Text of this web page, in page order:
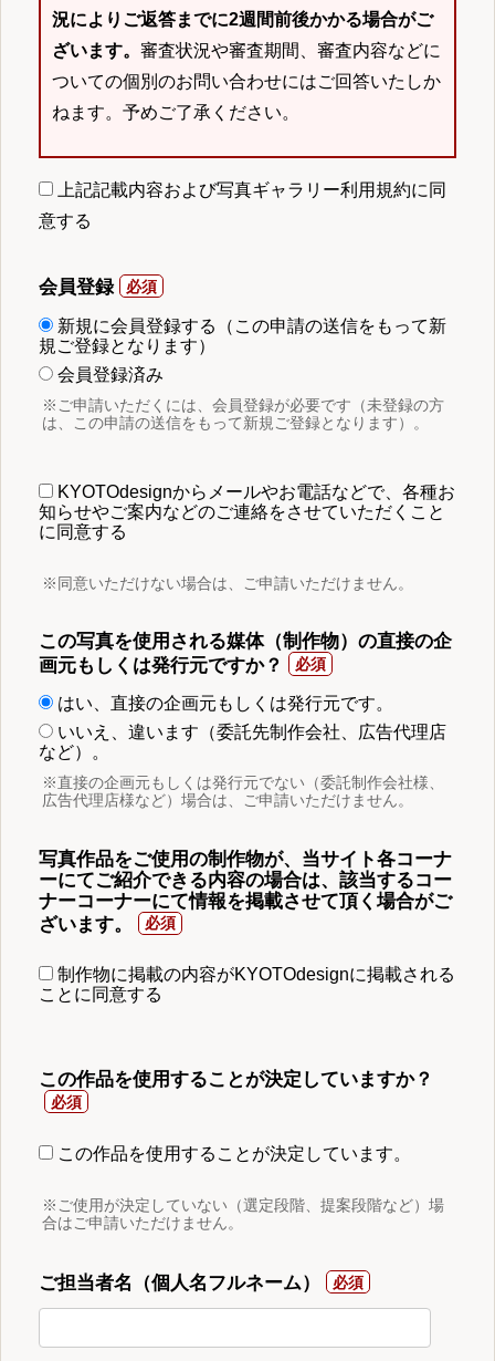
況によりご返答までに2週間前後かかる場合がご
ざいます。 審査状況や審査期間、審査内容などに
ついての個別のお問い合わせにはご回答いたしか
ねます。予めご了承ください。
上記記載内容および写真ギャラリー利用規約に同
意する
会員登録
新規に会員登録する（この申請の送信をもって新
規ご登録となります）
会員登録済み
※ご申請いただくには、会員登録が必要です（未登録の方
は、この申請の送信をもって新規ご登録となります）。
KYOTOdesignからメールやお電話などで、各種お
知らせやご案内などのご連絡をさせていただくこと
に同意する
※同意いただけない場合は、ご申請いただけません。
この写真を使用される媒体（制作物）の直接の企
画元もしくは発行元ですか？
はい、直接の企画元もしくは発行元です。
いいえ、違います（委託先制作会社、広告代理店
など）。
※直接の企画元もしくは発行元でない（委託制作会社様、
広告代理店様など）場合は、ご申請いただけません。
写真作品をご使用の制作物が、当サイト各コーナ
ーにてご紹介できる内容の場合は、該当するコー
ナーコーナーにて情報を掲載させて頂く場合がご
ざいます。
制作物に掲載の内容がKYOTOdesignに掲載される
ことに同意する
この作品を使用することが決定していますか？
この作品を使用することが決定しています。
※ご使用が決定していない（選定段階、提案段階など）場
合はご申請いただけません。
ご担当者名（個人名フルネーム）